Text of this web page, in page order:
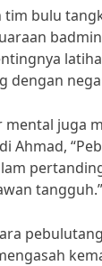
bulu
dengan
mental juga
Ahmad,
tangguh.”